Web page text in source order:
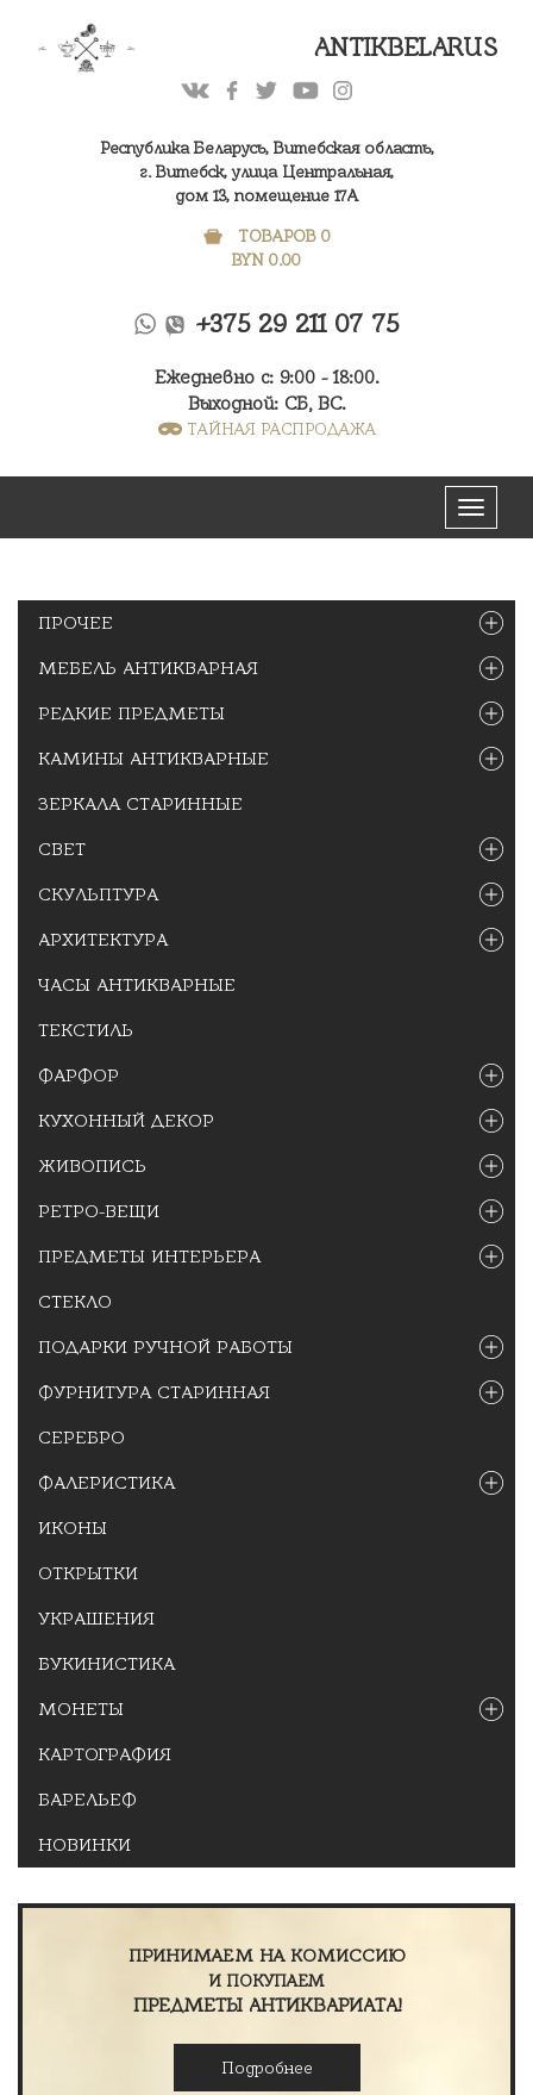
Республика Беларусь, Витебская область,
г. Витебск, улица Центральная,
дом 13, помещение 17А
ANTIKBELARUS
ТОВАРОВ 0
BYN 0.00
+375 29 211 07 75
Ежедневно с: 9:00 - 18:00.
Выходной: СБ, ВС.
ТАЙНАЯ РАСПРОДАЖА
Меню
ПРОЧЕЕ
МЕБЕЛЬ АНТИКВАРНАЯ
РЕДКИЕ ПРЕДМЕТЫ
КАМИНЫ АНТИКВАРНЫЕ
ЗЕРКАЛА СТАРИННЫЕ
СВЕТ
СКУЛЬПТУРА
АРХИТЕКТУРА
ЧАСЫ АНТИКВАРНЫЕ
ТЕКСТИЛЬ
ФАРФОР
КУХОННЫЙ ДЕКОР
ЖИВОПИСЬ
РЕТРО-ВЕЩИ
ПРЕДМЕТЫ ИНТЕРЬЕРА
СТЕКЛО
ПОДАРКИ РУЧНОЙ РАБОТЫ
ФУРНИТУРА СТАРИННАЯ
СЕРЕБРО
ФАЛЕРИСТИКА
ИКОНЫ
ОТКРЫТКИ
УКРАШЕНИЯ
БУКИНИСТИКА
МОНЕТЫ
КАРТОГРАФИЯ
БАРЕЛЬЕФ
НОВИНКИ
ПРИНИМАЕМ НА КОМИССИЮ
И ПОКУПАЕМ
ПРЕДМЕТЫ АНТИКВАРИАТА!
Подробнее